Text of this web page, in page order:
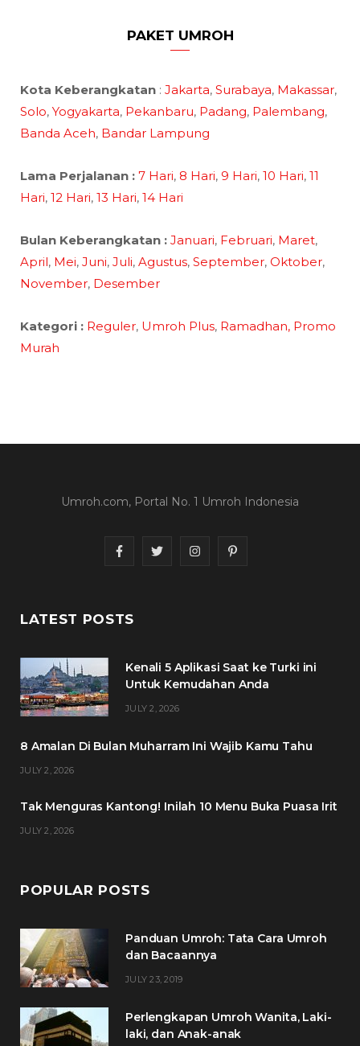
PAKET UMROH
Kota Keberangkatan : Jakarta, Surabaya, Makassar,
Solo, Yogyakarta, Pekanbaru, Padang, Palembang,
Banda Aceh, Bandar Lampung
Lama Perjalanan : 7 Hari, 8 Hari, 9 Hari, 10 Hari, 11
Hari, 12 Hari, 13 Hari, 14 Hari
Bulan Keberangkatan : Januari, Februari, Maret,
April, Mei, Juni, Juli, Agustus, September, Oktober,
November, Desember
Kategori : Reguler, Umroh Plus, Ramadhan, Promo
Murah
Umroh.com, Portal No. 1 Umroh Indonesia
F
b
T
t
I
a
P
e
LATEST POSTS
Kenali 5 Aplikasi Saat ke Turki ini
Untuk Kemudahan Anda
JULY 2, 2026
8 Amalan Di Bulan Muharram Ini Wajib Kamu Tahu
JULY 2, 2026
Tak Menguras Kantong! Inilah 10 Menu Buka Puasa Irit
JULY 2, 2026
POPULAR POSTS
Panduan Umroh: Tata Cara Umroh
dan Bacaannya
JULY 23, 2019
Perlengkapan Umroh Wanita, Laki-
laki, dan Anak-anak